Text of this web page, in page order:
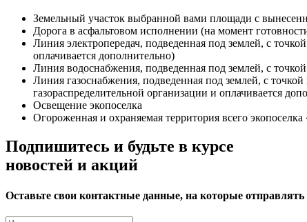
Земельный участок выбранной вами площади с
Дорога в асфальтовом исполнении (на момент
Линия электропередач, подведенная под землей, с
оплачивается дополнительно)
Линия водоснабжения, подведенная под землей, с
Линия газоснабжения, подведенная под землей, с
газораспределительной организации и оплачивается
Освещение экопоселка
Огороженная и охраняемая территория всего
Подпишитесь и будьте в курсе
новостей и акций
Оставьте свои контактные данные, на которые